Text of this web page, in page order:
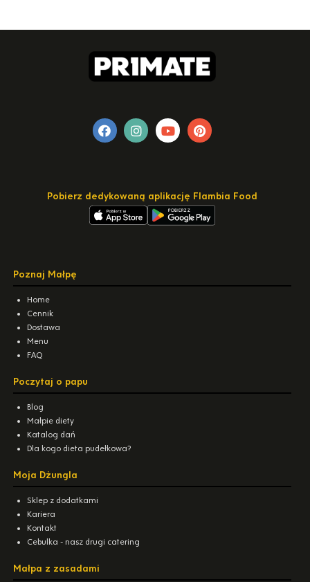
Pobierz dedykowaną aplikację Flambia Food
Poznaj Małpę
Home
Cennik
Dostawa
Menu
FAQ
Poczytaj o papu
Blog
Małpie diety
Katalog dań
Dla kogo dieta pudełkowa?
Moja Dżungla
Sklep z dodatkami
Kariera
Kontakt
Cebulka - nasz drugi catering
Małpa z zasadami